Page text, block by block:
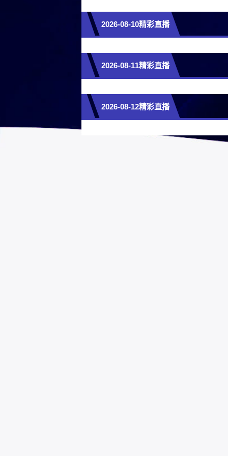
2026-08-10精彩直播
2026-08-11精彩直播
2026-08-12精彩直播